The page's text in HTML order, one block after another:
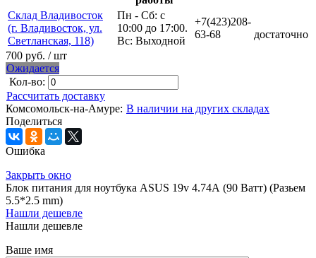
Склад Владивосток
(г. Владивосток, ул.
Светланская, 118)
Пн - Сб: с
10:00 до 17:00.
Вс: Выходной
+7(423)208-
63-68
достаточно
700 руб. / шт
Ожидается
Кол-во:
Рассчитать доставку
Комсомольск-на-Амуре: В наличии на других складах
Поделиться
Ошибка
Закрыть окно
Блок питания для ноутбука ASUS 19v 4.74А (90 Ватт) (Разьем
5.5*2.5 mm)
Нашли дешевле
Нашли дешевле
Ваше имя